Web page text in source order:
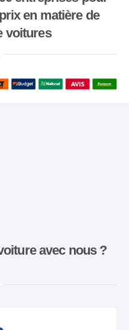
en matière de
voitures
avec nous ?